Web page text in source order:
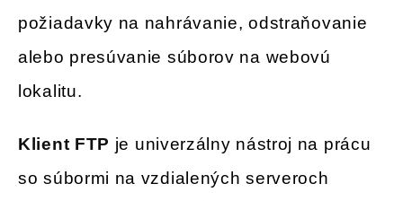
požiadavky na nahrávanie, odstraňovanie
alebo presúvanie súborov na webovú
lokalitu.
Klient FTP je univerzálny nástroj na prácu
so súbormi na vzdialených serveroch